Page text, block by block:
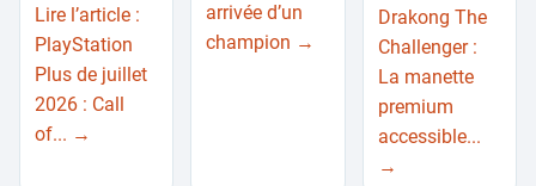
Lire l’article :
PlayStation
Plus de juillet
2026 : Call
of... →
arrivée d’un
champion →
Drakong The
Challenger :
La manette
premium
accessible...
→